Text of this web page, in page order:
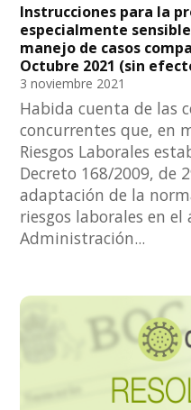
Instrucciones para la
especialmente
manejo de casos
Octubre 2021 (sin
3 noviembre 2021
Habida cuenta de las
concurrentes que, en
Riesgos Laborales
Decreto 168/2009, de
adaptación de la
riesgos laborales en
Administración...